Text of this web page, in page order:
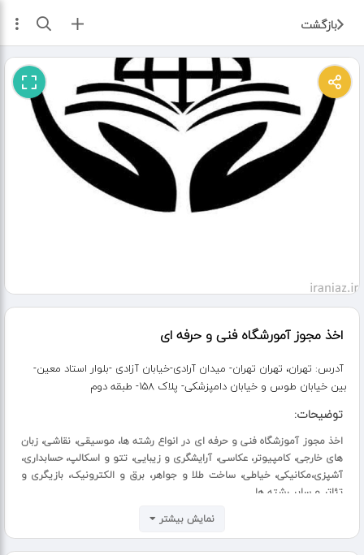
بازگشت ثبت آگهی
اخذ مجوز آمورشگاه فنی و حرفه ای
آدرس: تهران، تهران تهران- میدان آرادی-خیابان آزادی -بلوار استاد معین-
بین خیابان طوس و خیابان دامپزشکی- پلاک 158- طبقه دوم
توضیحات:
اخذ مجوز آموزشگاه فنی و حرفه ای در انواع رشته ها، موسیقی، نقاشی، زبان
های خارجی، کامپیوتر، عکاسی، آرایشگری و زیبایی، تتو و اسکالپ، حسابداری،
آشپزی،مکانیکی، خیاطی، ساخت طلا و جواهر، برق و الکترونیک، بازیگری و
تئاتر و سایر رشته ها
در کوتاه ترین زمان و حداقل رفت و امد اداری
نمایش بیشتر